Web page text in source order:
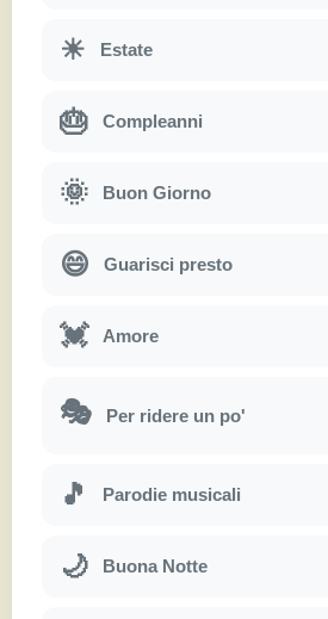
☀ Estate
🎂 Compleanni
🌞 Buon Giorno
😄 Guarisci presto
💓 Amore
🎭 Per ridere un po'
🎵 Parodie musicali
🌙 Buona Notte